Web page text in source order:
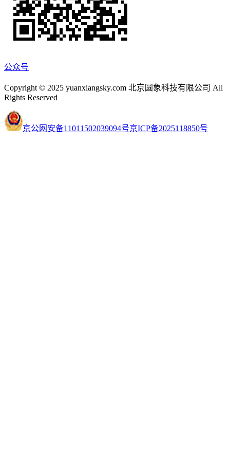
公众号
Copyright © 2025 yuanxiangsky.com 北京圆象科技有限公司 All
Rights Reserved
京公网安备11011502039094号京ICP备2025118850号